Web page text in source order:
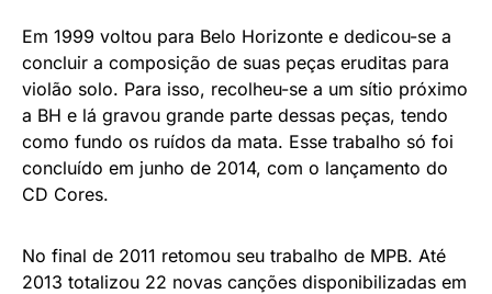
Em 1999 voltou para Belo Horizonte e dedicou-se a
concluir a composição de suas peças eruditas para
violão solo. Para isso, recolheu-se a um sítio próximo
a BH e lá gravou grande parte dessas peças, tendo
como fundo os ruídos da mata. Esse trabalho só foi
concluído em junho de 2014, com o lançamento do
CD Cores.
No final de 2011 retomou seu trabalho de MPB. Até
2013 totalizou 22 novas canções disponibilizadas em